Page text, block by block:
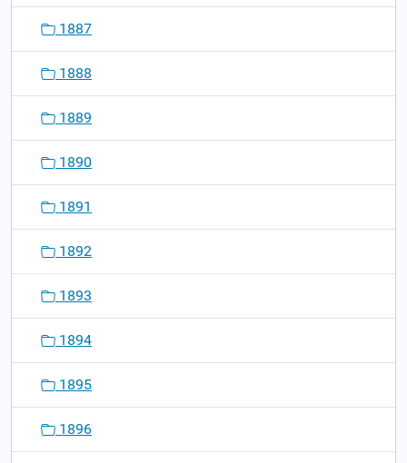
1887
1888
1889
1890
1891
1892
1893
1894
1895
1896